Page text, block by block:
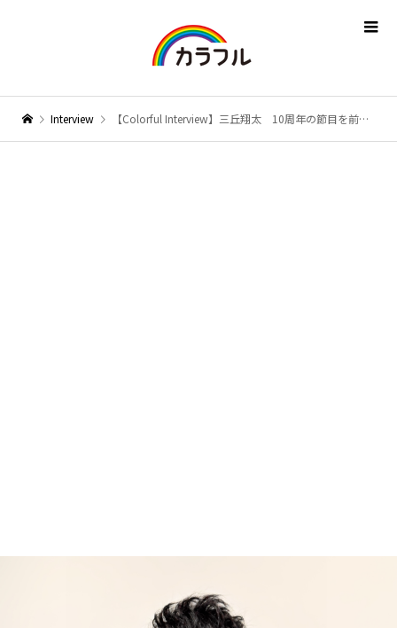
Interview 【Colorful Interview】三丘翔太 10周年の節目を前に新曲「ゆうなぎの唄」で聴かせる新境地